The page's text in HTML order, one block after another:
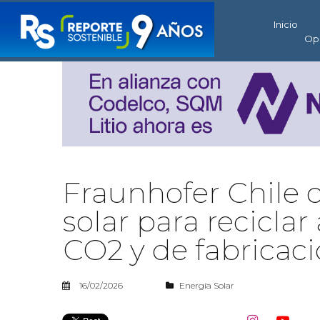
Inicio
Fraunhofer Chile
solar para
CO2 y de
16/02/2026 Energía Solar